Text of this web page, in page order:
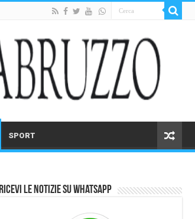
SPORT
Ricevi le notizie su Whatsapp